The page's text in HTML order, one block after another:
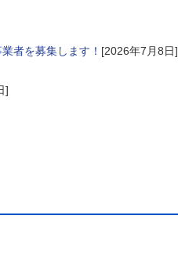
者を募集します！ [2026年7月8日]
]